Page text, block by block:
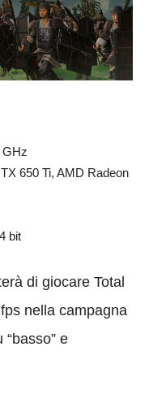
GHz
650 Ti, AMD Radeon
bit
di giocare Total
nella campagna
e